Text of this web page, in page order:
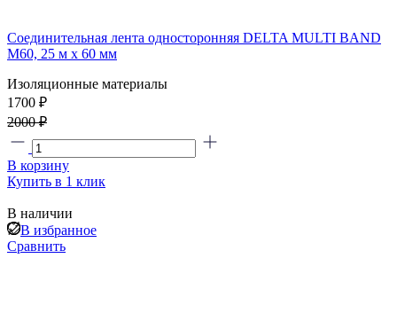
Соединительная лента односторонняя DELTA MULTI BAND
M60, 25 м х 60 мм
Изоляционные материалы
1700 ₽
2000 ₽
В корзину
Купить в 1 клик
В наличии
В избранное
Сравнить